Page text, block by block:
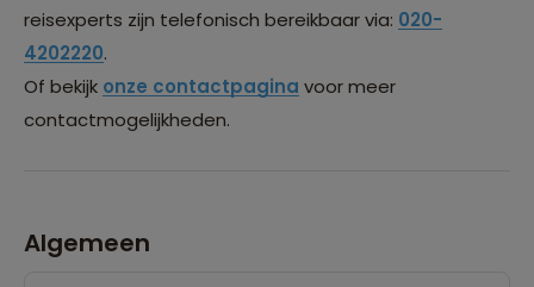
reisexperts zijn telefonisch bereikbaar via: 020-
4202220.
Of bekijk onze contactpagina voor meer
contactmogelijkheden.
Algemeen